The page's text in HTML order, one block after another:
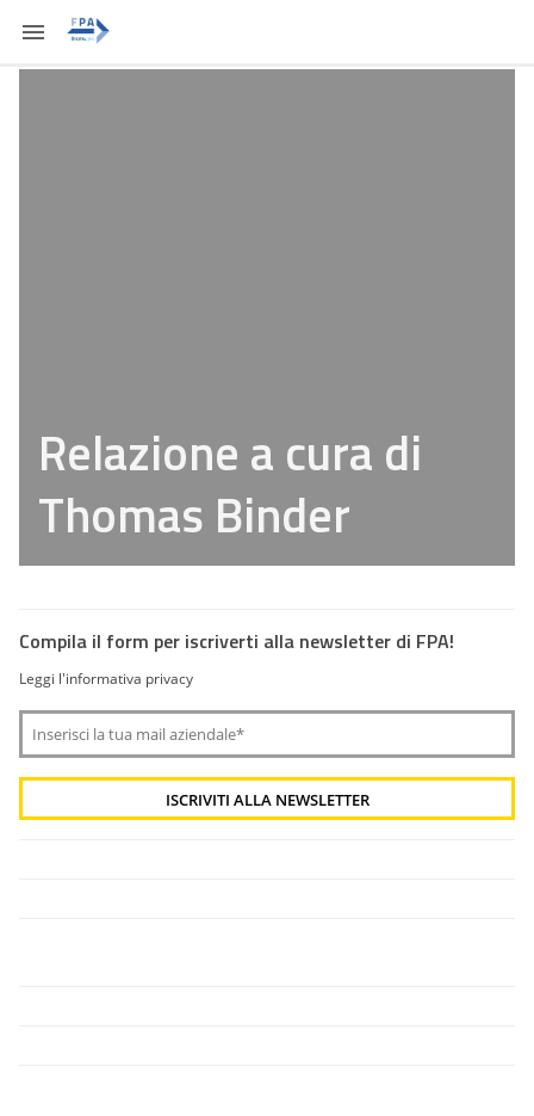
Relazione a cura di
Thomas Binder
Compila il form per iscriverti alla newsletter di FPA!
Leggi l'informativa privacy